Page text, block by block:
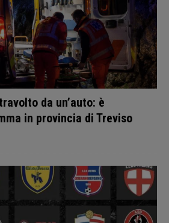
da un’auto: è
in provincia di Treviso